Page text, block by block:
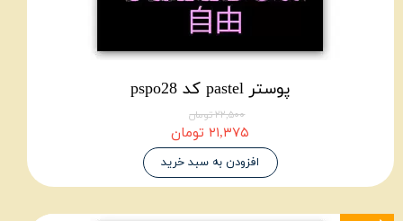
پوستر pastel کد pspo28
۲۲,۵۰۰ تومان
۲۱,۳۷۵ تومان
افزودن به سبد خرید